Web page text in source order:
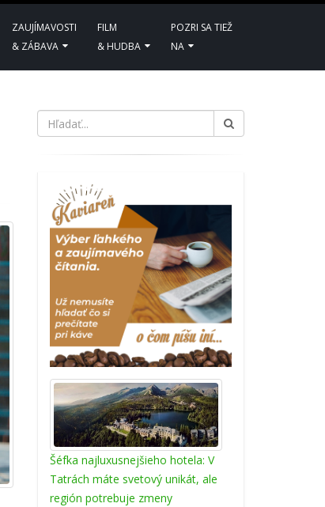
ZAUJÍMAVOSTI
& ZÁBAVA
FILM
& HUDBA
POZRI SA TIEŽ
NA
Šéfka najluxusnejšieho hotela: V
Tatrách máte svetový unikát, ale
región potrebuje zmeny